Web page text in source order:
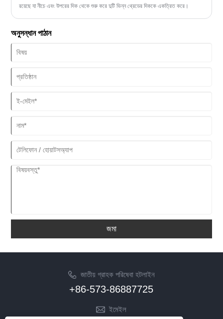
রয়েছে যা নীচে এবং উপরের দিক থেকে শুরু করে দুটি ভিন্ন থ্রেডের দিককে একত্রিত করে।
অনুসন্ধান পাঠান
জমা
জাতীয় গ্রাহক পরিষেবা হটলাইন
+86-573-86887725
ইমেইল